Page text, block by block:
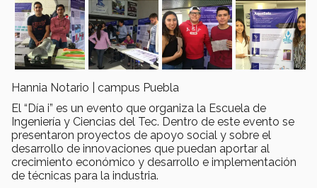
Hannia Notario | campus Puebla
El “Día i” es un evento que organiza la Escuela de
Ingeniería y Ciencias del Tec. Dentro de este evento se
presentaron proyectos de apoyo social y sobre el
desarrollo de innovaciones que puedan aportar al
crecimiento económico y desarrollo e implementación
de técnicas para la industria.